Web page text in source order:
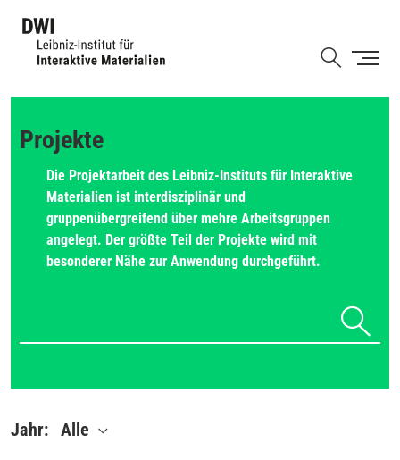
Projekte
Die Projektarbeit des Leibniz-Instituts für Interaktive
Materialien ist interdisziplinär und
gruppenübergreifend über mehre Arbeitsgruppen
angelegt. Der größte Teil der Projekte wird mit
besonderer Nähe zur Anwendung durchgeführt.
Jahr: Alle